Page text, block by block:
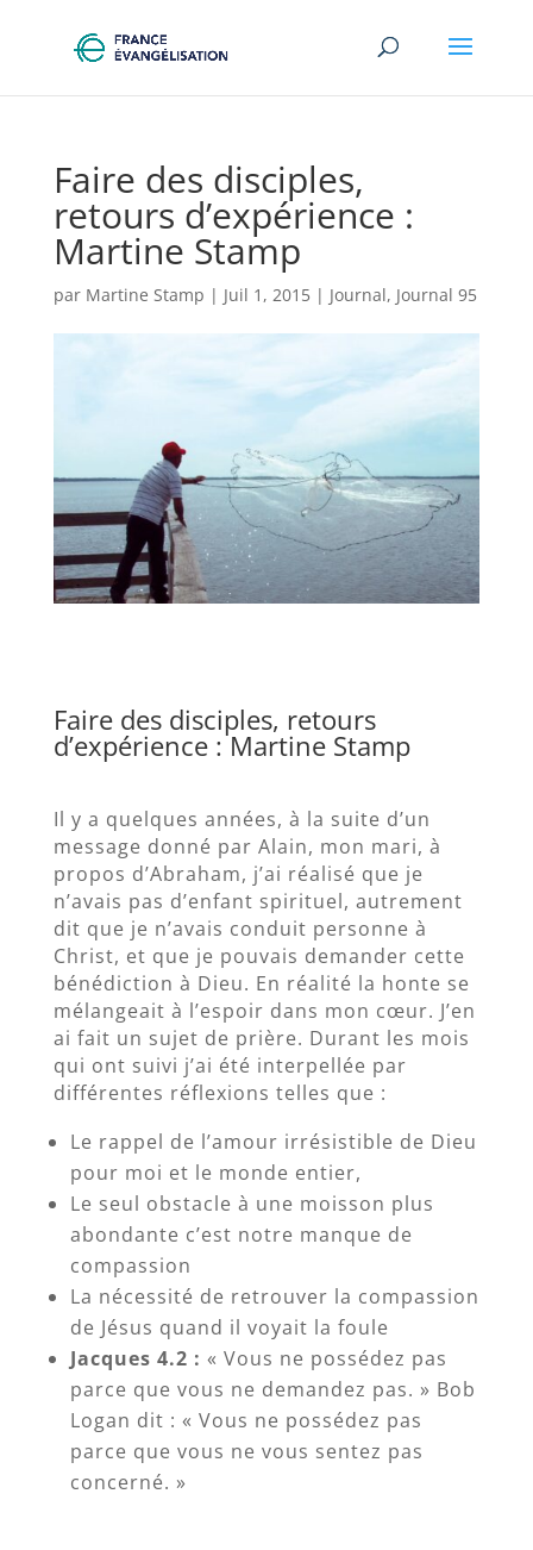
Faire des disciples,
retours d’expérience :
Martine Stamp
par Martine Stamp | Juil 1, 2015| Journal, Journal 95
Faire des disciples, retours
d’expérience : Martine Stamp
Il y a quelques années, à la suite d’un
message donné par Alain, mon mari, à
propos d’Abraham, j’ai réalisé que je
n’avais pas d’enfant spirituel, autrement
dit que je n’avais conduit personne à
Christ, et que je pouvais demander cette
bénédiction à Dieu. En réalité la honte se
mélangeait à l’espoir dans mon cœur. J’en
ai fait un sujet de prière. Durant les mois
qui ont suivi j’ai été interpellée par
différentes réflexions telles que :
Le rappel de l’amour irrésistible de Dieu
pour moi et le monde entier,
Le seul obstacle à une moisson plus
abondante c’est notre manque de
compassion
La nécessité de retrouver la compassion
de Jésus quand il voyait la foule
Jacques 4.2 : « Vous ne possédez pas
parce que vous ne demandez pas. » Bob
Logan dit : « Vous ne possédez pas
parce que vous ne vous sentez pas
concerné. »